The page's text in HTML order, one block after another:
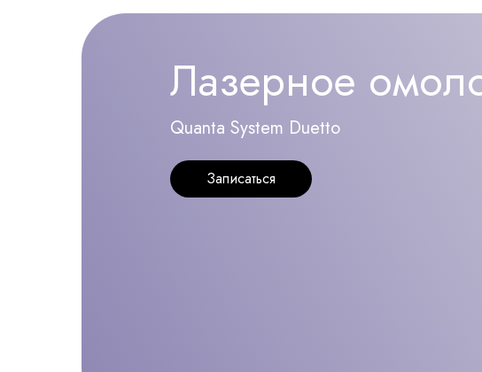
Записаться
Quanta System Duetto
Лазерное